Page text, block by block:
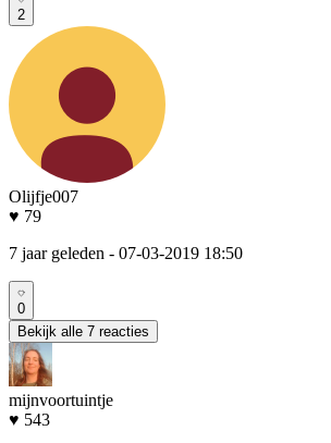
2
Olijfje007
♥ 79
7 jaar geleden - 07-03-2019 18:50
0
Bekijk alle 7 reacties
mijnvoortuintje
♥ 543